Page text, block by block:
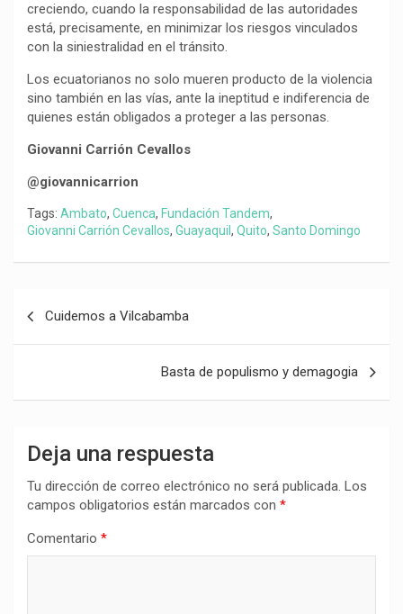
creciendo, cuando la responsabilidad de las autoridades
está, precisamente, en minimizar los riesgos vinculados
con la siniestralidad en el tránsito.
Los ecuatorianos no solo mueren producto de la violencia
sino también en las vías, ante la ineptitud e indiferencia de
quienes están obligados a proteger a las personas.
Giovanni Carrión Cevallos
@giovannicarrion
Tags: Ambato, Cuenca, Fundación Tandem,
Giovanni Carrión Cevallos, Guayaquil , Quito, Santo Domingo
Cuidemos a Vilcabamba
Basta de populismo y demagogia
Deja una respuesta
Tu dirección de correo electrónico no será publicada. Los
campos obligatorios están marcados con *
Comentario *